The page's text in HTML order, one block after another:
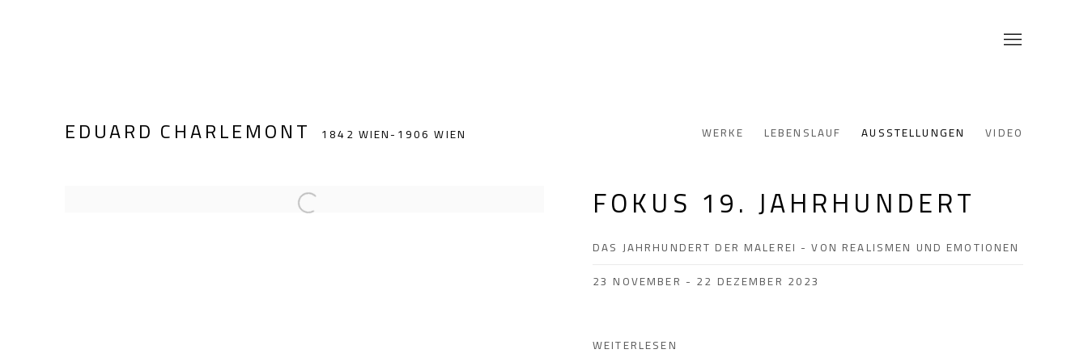
EDUARD CHARLEMONT 1842 WIEN-1906 WIEN WERKE LEBENSLAUF AUSSTELLUNGEN VIDEO
FOKUS 19. JAHRHUNDERT
DAS JAHRHUNDERT DER MALEREI - VON REALISMEN UND EMOTIONEN
23 NOVEMBER - 22 DEZEMBER 2023
WEITERLESEN